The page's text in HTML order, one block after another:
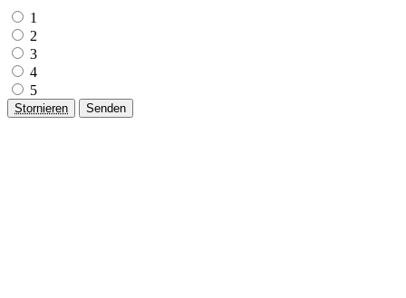
1
2
3
4
5
Stornieren Senden